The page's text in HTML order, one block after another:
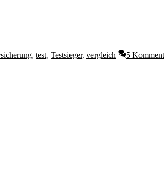
, test, Testsieger, vergleich 5